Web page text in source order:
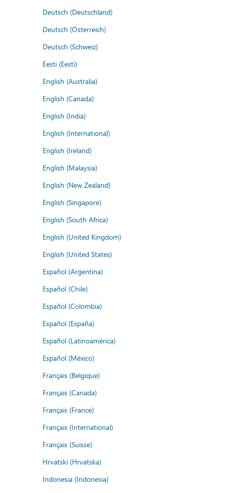
Deutsch (Deutschland)
Deutsch (Österreich)
Deutsch (Schweiz)
Eesti (Eesti)
English (Australia)
English (Canada)
English (India)
English (International)
English (Ireland)
English (Malaysia)
English (New Zealand)
English (Singapore)
English (South Africa)
English (United Kingdom)
English (United States)
Español (Argentina)
Español (Chile)
Español (Colombia)
Español (España)
Español (Latinoamérica)
Español (México)
Français (Belgique)
Français (Canada)
Français (France)
Français (International)
Français (Suisse)
Hrvatski (Hrvatska)
Indonesia (Indonesia)